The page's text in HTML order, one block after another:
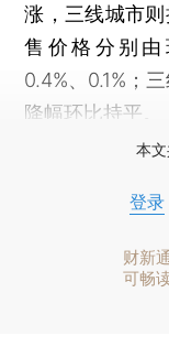
涨，三线城市
售价格分别由
0.4%、0.1%；
降幅环比持平。
本
登录
财新
可畅